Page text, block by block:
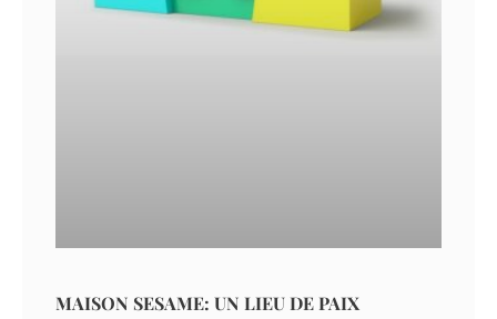
MAISON SESAME: UN LIEU DE PAIX